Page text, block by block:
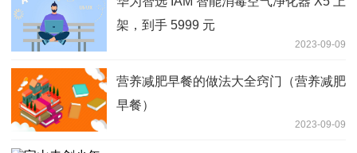
架，到手 5999 元
2023-09-09
营养减肥早餐的做法大全窍门（营养减肥
早餐）
2023-09-09